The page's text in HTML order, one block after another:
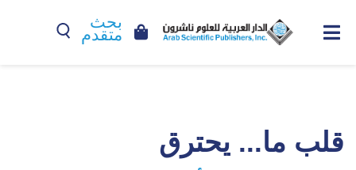
بحث
متقدم
قلب ما... يحترق